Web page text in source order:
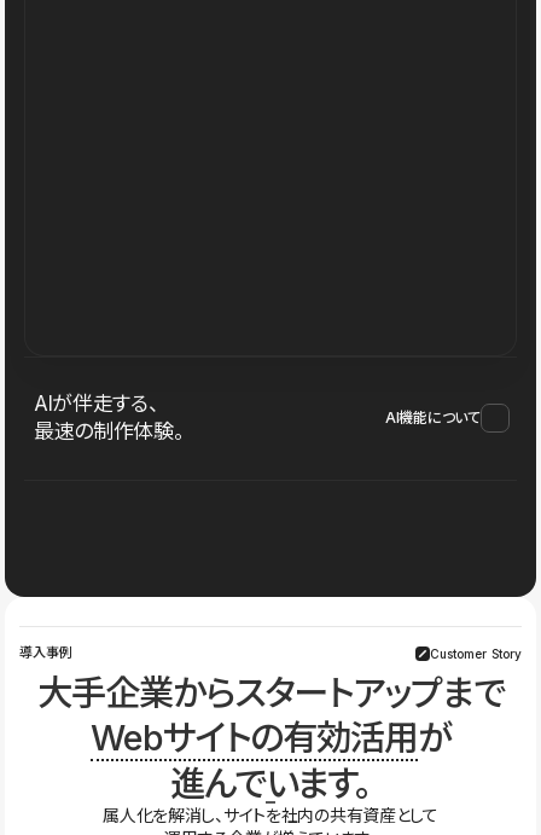
AIが伴走する、
最速の制作体験。
AI機能について
導入事例 Customer Story
大手企業からスタートアップまで
Webサイトの有効活用が
進んでいます。
属人化を解消し、サイトを社内の共有資産として